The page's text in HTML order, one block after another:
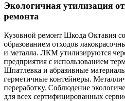
Экологичная утилизация
ремонта
Кузовной ремонт Шкода Октавия
образованием отходов
и металла. ЛКМ утилизируются
предприятия с использованием
Шпатлевка и абразивные
герметичные контейнеры.
переработку. Соблюдение
для всех сертифицированных